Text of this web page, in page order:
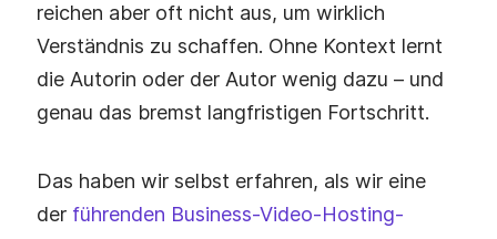
reichen aber oft nicht aus, um wirklich
Verständnis zu schaffen. Ohne Kontext lernt
die Autorin oder der Autor wenig dazu – und
genau das bremst langfristigen Fortschritt.
Das haben wir selbst erfahren, als wir eine
der führenden Business-Video-Hosting-